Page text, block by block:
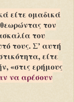
είτε ομαδικά
τον
του
τους. Σ’ αυτή
είτε
«στις ερήμους
να αρέσουν